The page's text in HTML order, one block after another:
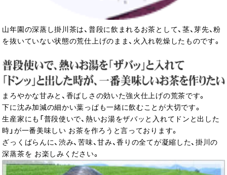
山年園の深蒸し掛川茶は、普段に飲まれるお茶として、茎、芽先、粉
を抜いていない状態の荒仕上げのまま、火入れ乾燥したものです。
まろやかな甘みと、香ばしさの効いた強火仕上げの荒茶です。
下に沈み加減の細かい葉っぱも一緒に飲むことが大切です。
生産家にも「普段使いで、熱いお湯をザバッと入れてドンと出した
時」が一番美味しい お茶を作ろうと言っております。
ざっくばらんに、渋み、苦味、甘み、香りの全てが凝縮した、掛川の
深蒸茶を お楽しみください。